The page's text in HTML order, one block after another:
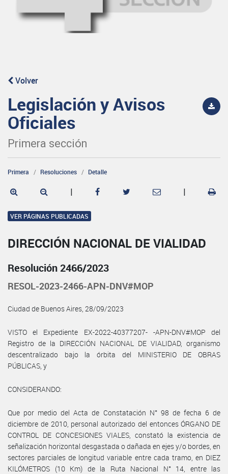
Volver
Legislación y Avisos
Oficiales
Primera sección
Primera Resoluciones Detalle
| |
VER PÁGINAS PUBLICADAS
DIRECCIÓN NACIONAL DE VIALIDAD
Resolución 2466/2023
RESOL-2023-2466-APN-DNV#MOP
Ciudad de Buenos Aires, 28/09/2023
VISTO el Expediente EX-2022-40377207- -APN-DNV#MOP del
Registro de la DIRECCIÓN NACIONAL DE VIALIDAD, organismo
descentralizado bajo la órbita del MINISTERIO DE OBRAS
PÚBLICAS, y
CONSIDERANDO:
Que por medio del Acta de Constatación N° 98 de fecha 6 de
diciembre de 2010, personal autorizado del entonces ÓRGANO DE
CONTROL DE CONCESIONES VIALES, constató la existencia de
señalización horizontal desgastada o dañada en ejes y/o bordes, en
sectores parciales de longitud variable entre cada tramo, en DIEZ
KILÓMETROS (10 Km) de la Ruta Nacional N° 14, entre las